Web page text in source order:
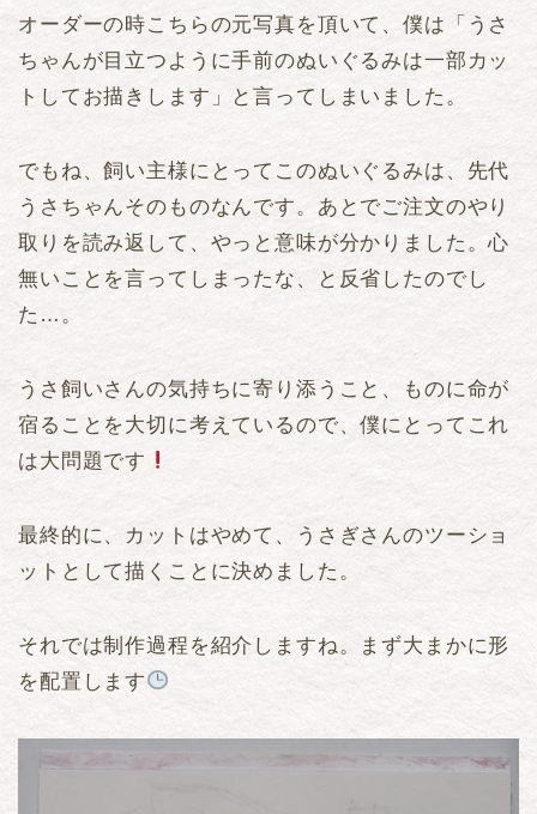
オーダーの時こちらの元写真を頂いて、僕は「うさ
ちゃんが目立つように手前のぬいぐるみは一部カッ
トしてお描きします」と言ってしまいました。
でもね、飼い主様にとってこのぬいぐるみは、先代
うさちゃんそのものなんです。あとでご注文のやり
取りを読み返して、やっと意味が分かりました。心
無いことを言ってしまったな、と反省したのでし
た…。
うさ飼いさんの気持ちに寄り添うこと、ものに命が
宿ることを大切に考えているので、僕にとってこれ
は大問題です
最終的に、カットはやめて、うさぎさんのツーショ
ットとして描くことに決めました。
それでは制作過程を紹介しますね。まず大まかに形
を配置します